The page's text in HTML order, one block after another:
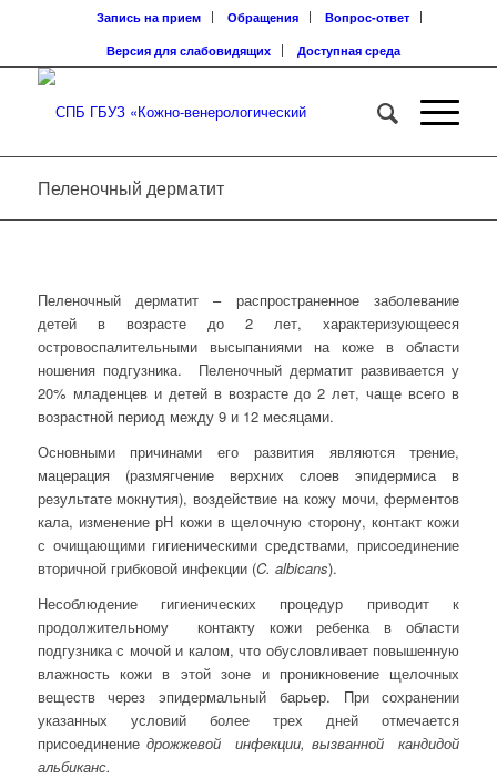
Запись на прием Обращения
Вопрос-ответ
Версия для слабовидящих
Доступная среда
Пеленочный дерматит
Пеленочный дерматит – распространенное заболевание
детей в возрасте до 2 лет, характеризующееся
островоспалительными высыпаниями на коже в области
ношения подгузника.
Пеленочный дерматит развивается у
20% младенцев и детей в возрасте до 2 лет, чаще всего в
возрастной период между 9 и 12 месяцами.
Основными причинами его развития являются трение,
мацерация (размягчение верхних слоев эпидермиса в
результате мокнутия), воздействие на кожу мочи, ферментов
кала, изменение рН кожи в щелочную сторону, контакт кожи
с очищающими гигиеническими средствами, присоединение
вторичной грибковой инфекции (C. albicans).
Несоблюдение гигиенических процедур приводит к
продолжительному контакту кожи ребенка в области
подгузника с мочой и калом, что обусловливает повышенную
влажность кожи в этой зоне и проникновение щелочных
веществ через эпидермальный барьер. При сохранении
указанных условий более трех дней отмечается
присоединениедрожжевой инфекции, вызванной кандидой
альбиканс.